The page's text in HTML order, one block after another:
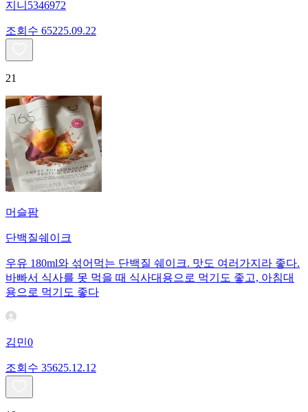
지니5346972
조회수 65225.09.22
21
머슬팜
단백질쉐이크
우유 180ml와 섞어먹는 단백질 쉐이크. 맛도 여러가지라 좋다.
바빠서 식사를 못 먹을 때 식사대용으로 먹기도 좋고, 아침대
용으로 먹기도 좋다
김민0
조회수 35625.12.12